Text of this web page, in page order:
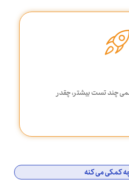
چند تست بیشتر، چقدر
کمکی می کنه